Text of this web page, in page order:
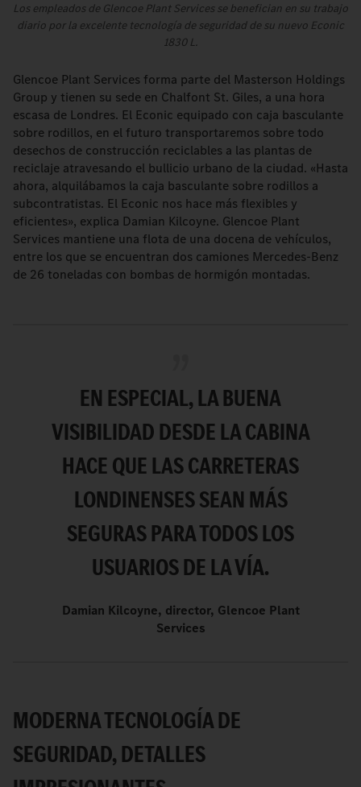
Los empleados de Glencoe Plant Services se benefician en su trabajo
diario por la excelente tecnología de seguridad de su nuevo Econic
1830 L.
Glencoe Plant Services forma parte del Masterson Holdings
Group y tienen su sede en Chalfont St. Giles, a una hora
escasa de Londres. El Econic equipado con caja basculante
sobre rodillos, en el futuro transportaremos sobre todo
desechos de construcción reciclables a las plantas de
reciclaje atravesando el bullicio urbano de la ciudad. «Hasta
ahora, alquilábamos la caja basculante sobre rodillos a
subcontratistas. El Econic nos hace más flexibles y
eficientes», explica Damian Kilcoyne. Glencoe Plant
Services mantiene una flota de una docena de vehículos,
entre los que se encuentran dos camiones Mercedes-Benz
de 26 toneladas con bombas de hormigón montadas.
EN ESPECIAL, LA BUENA
VISIBILIDAD DESDE LA CABINA
HACE QUE LAS CARRETERAS
LONDINENSES SEAN MÁS
SEGURAS PARA TODOS LOS
USUARIOS DE LA VÍA.
Damian Kilcoyne, director, Glencoe Plant
Services
MODERNA TECNOLOGÍA DE
SEGURIDAD, DETALLES